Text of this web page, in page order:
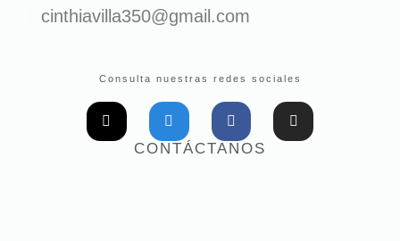
Consulta nuestras redes sociales
cinthiavilla350@gmail.com
CONTÁCTANOS